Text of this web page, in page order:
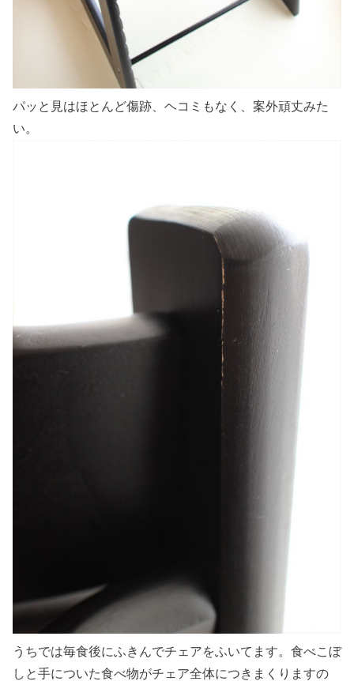
パッと見はほとんど傷跡、ヘコミもなく、案外頑丈みた
い。
うちでは毎食後にふきんでチェアをふいてます。食べこぼ
しと手についた食べ物がチェア全体につきまくりますの